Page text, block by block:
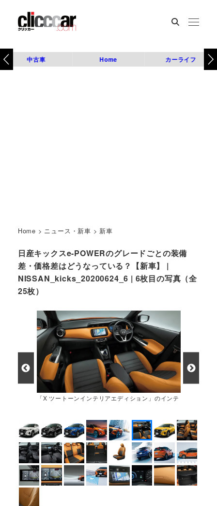
中古車 Home カーライフ
Home > ニュース・新車 > 新車
日産キックスe-POWERのグレードごとの装備
差・価格差はどうなっている？【新車】 |
NISSAN_kicks_20200624_6 | 6枚目の写真（全
25枚）
「X ツートーンインテリアエディション」のインテ